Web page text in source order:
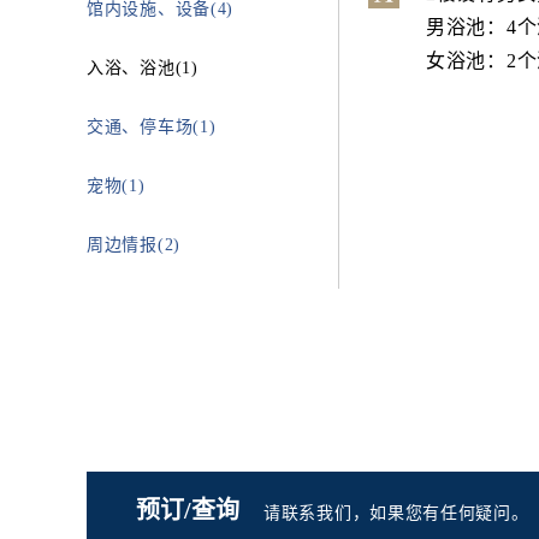
馆内设施、设备(4)
入浴、浴池(1)
交通、停车场(1)
宠物(1)
周边情报(2)
男浴池：4
女浴池：2
预订/查询 请联系我们，如果您有任何疑问。